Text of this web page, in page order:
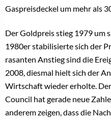
Akademie aus